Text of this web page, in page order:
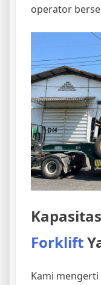
operator
Forklift
Kami